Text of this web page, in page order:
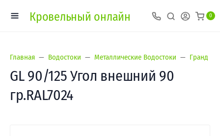
Кровельный онлайн 0
Главная Водостоки Металлические Водостоки Гранд
GL 90/125 Угол внешний 90
гр.RAL7024